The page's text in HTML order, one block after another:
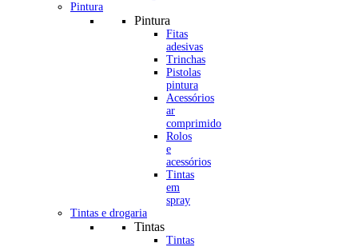
Pintura
Pintura
Fitas
adesivas
Trinchas
Pistolas
pintura
Acessórios
ar
comprimido
Rolos
e
acessórios
Tintas
em
spray
Tintas e drogaria
Tintas
Tintas